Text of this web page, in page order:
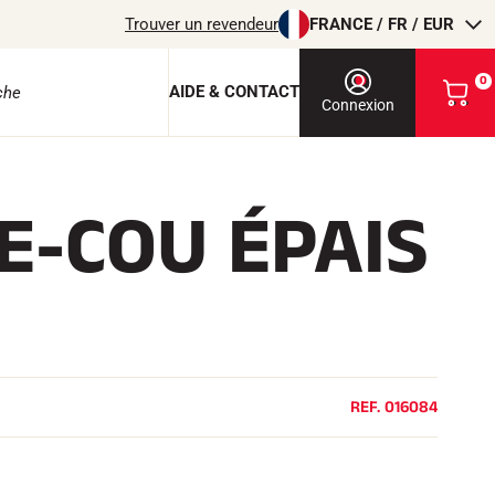
Trouver un revendeur FRANCE / FR / EUR
EQUITATION
AIDE & CONTACT
Connexion
0
V
i
COU ÉPAIS
REF.016084